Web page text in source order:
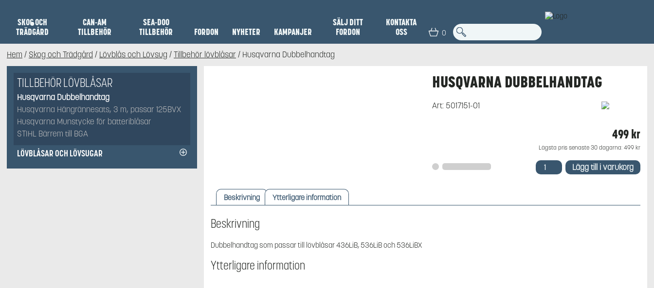
SKOG OCH
TRÄDGÅRD
CAN-AM
TILLBEHÖR
SEA-DOO
TILLBEHÖR
FORDON NYHETER KAMPANJER
SÄLJ DITT
FORDON
KONTAKTA
OSS
0
Hem / Skog och Trädgård / Lövblås och Lövsug /Tillbehör lövblåsar / Husqvarna Dubbelhandtag
TILLBEHÖR LÖVBLÅSAR
Husqvarna Dubbelhandtag
Husqvarna Hängrännesats, 3 m, passar 125BVX
Husqvarna Munstycke för batteriblåsar
STIHL Bärrem till BGA
LÖVBLÅSAR OCH LÖVSUGAR
HUSQVARNA DUBBELHANDTAG
Art: 5017151-01
499kr
Lägsta pris senaste 30 dagarna: 499 kr
Husqvarna
DubbelhandtagLägg till i varukorg
Beskrivning Ytterligare information
Beskrivning
Dubbelhandtag som passar till lövblåsar 436LiB, 536LiB och 536LiBX
Ytterligare information